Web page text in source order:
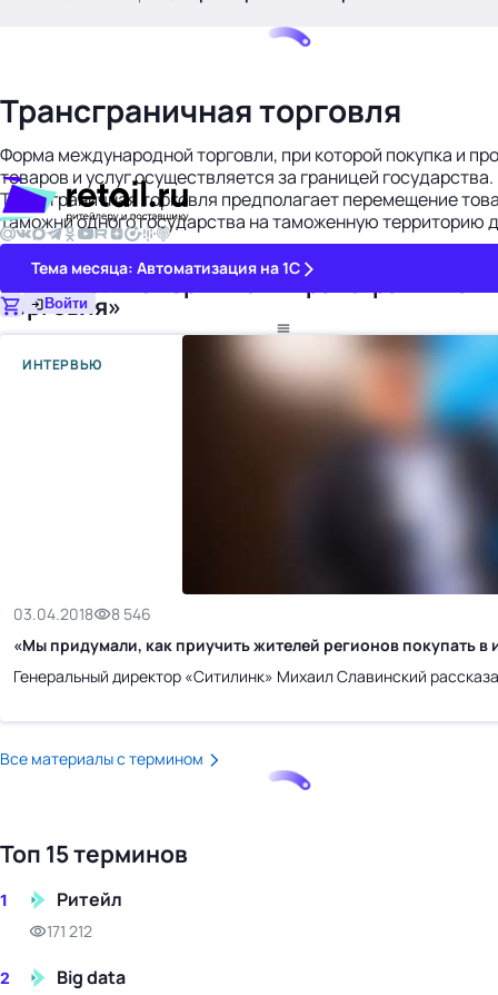
Тема месяца: Автоматизация на 1С
Войти
Трансграничная торговля
Форма международной торговли, при которой покупка и
товаров и услуг осуществляется за границей государства.
Трансграничная торговля предполагает перемещение
таможни одного государства на таможенную территорию
17 374
Материалы с термином «Трансграничная
торговля»
ИНТЕРВЬЮ
03.04.2018
8 546
«Мы придумали, как приучить жителей регионов покупать в
Генеральный директор «Ситилинк» Михаил Славинский
Все материалы с термином
Топ 15 терминов
1 Ритейл
171 212
2 Big data